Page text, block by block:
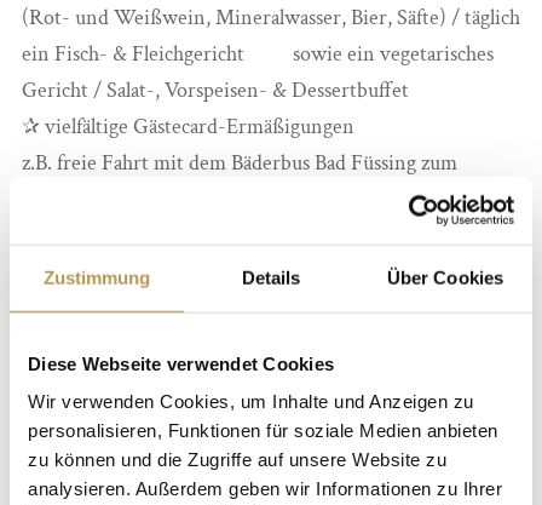
Zustimmung Details Über Cookies
Diese Webseite verwendet Cookies
Wir verwenden Cookies, um Inhalte und Anzeigen zu
personalisieren, Funktionen für soziale Medien anbieten
zu können und die Zugriffe auf unsere Website zu
analysieren. Außerdem geben wir Informationen zu Ihrer
(Rot- und Weißwein, Mineralwasser, Bier, Säfte) / täglich
ein Fisch- & Fleichgericht sowie ein vegetarisches
Gericht / Salat-, Vorspeisen- & Dessertbuffet
✰ vielfältige Gästecard-Ermäßigungen
z.B. freie Fahrt mit dem Bäderbus Bad Füssing zum
Johannesbad, Eintritt Spielbank Bad Füssing, Konzerte
Kurorchester, Tanztee, kostenlose Wanderungen,
geführte Radexkursionen
✰ Live-Musik und Tanz in der Hotelbar
✰ Änderungen einzelner Leistungen aufgrund behördlicher
Anordnungen, Öffnungszeiten, Umbau- und
Renovierungsarbeiten sind vorbehalten!